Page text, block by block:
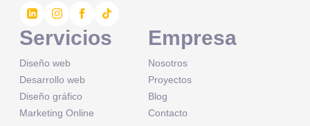
Servicios
Diseño web
Desarrollo web
Diseño gráfico
Marketing Online
Empresa
Nosotros
Proyectos
Blog
Contacto